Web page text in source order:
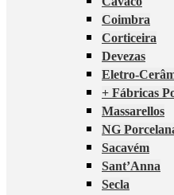
Coimbra
Corticeira
Devezas
Eletro-
+ Fábricas
Massarellos
NG
Sacavém
Sant’Anna
Secla